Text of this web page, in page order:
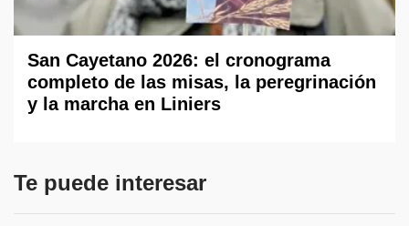
San Cayetano 2026: el cronograma
completo de las misas, la peregrinación
y la marcha en Liniers
Te puede interesar